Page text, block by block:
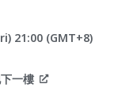
21:00 (GMT+8)
一樓